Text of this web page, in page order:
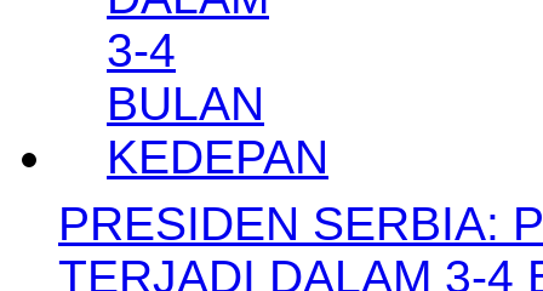
PRESIDEN SERBIA:
TERJADI DALAM 3-4